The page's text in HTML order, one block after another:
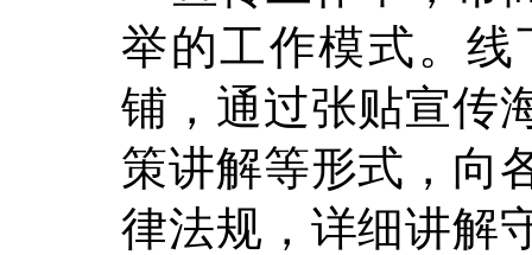
举的工作模式。
铺，通过张贴宣传
策讲解等形式，向
律法规，详细讲解